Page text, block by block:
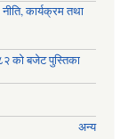
कार्यक्रम तथा
को बजेट पुस्तिका
अन्य